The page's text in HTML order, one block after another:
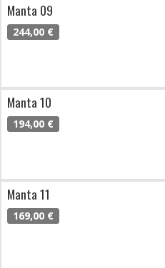
Manta 09
244,00 €
Manta 10
194,00 €
Manta 11
169,00 €